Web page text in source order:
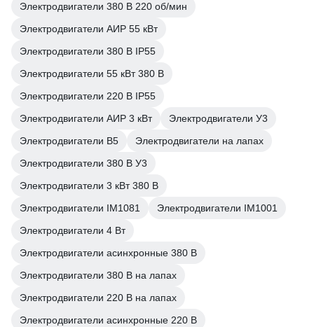
Электродвигатели 380 В 220 об/мин
Электродвигатели АИР 55 кВт
Электродвигатели 380 В IP55
Электродвигатели 55 кВт 380 В
Электродвигатели 220 В IP55
Электродвигатели АИР 3 кВт
Электродвигатели У3
Электродвигатели В5
Электродвигатели на лапах
Электродвигатели 380 В У3
Электродвигатели 3 кВт 380 В
Электродвигатели IM1081
Электродвигатели IM1001
Электродвигатели 4 Вт
Электродвигатели асинхронные 380 В
Электродвигатели 380 В на лапах
Электродвигатели 220 В на лапах
Электродвигатели асинхронные 220 В